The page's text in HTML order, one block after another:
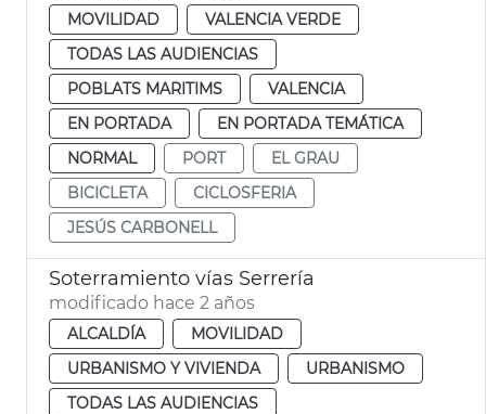
MOVILIDAD
VALENCIA VERDE
TODAS LAS AUDIENCIAS
POBLATS MARITIMS
VALENCIA
EN PORTADA
EN PORTADA TEMÁTICA
NORMAL
PORT
EL GRAU
BICICLETA
CICLOSFERIA
JESÚS CARBONELL
Soterramiento vías Serrería
modificado hace 2 años
ALCALDÍA
MOVILIDAD
URBANISMO Y VIVIENDA
URBANISMO
TODAS LAS AUDIENCIAS